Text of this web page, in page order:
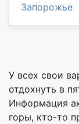
Запорожье
У всех свои
отдохнуть в
Информация
горы, кто-то